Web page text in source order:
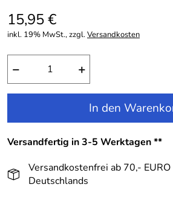
15,95 €
inkl. 19% MwSt., zzgl.Versandkosten
− +
In den
Versandfertig in 3-5 Werktagen **
Versandkostenfrei ab 70,-
Deutschlands